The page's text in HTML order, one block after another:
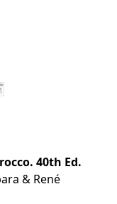
40th Ed.
& René